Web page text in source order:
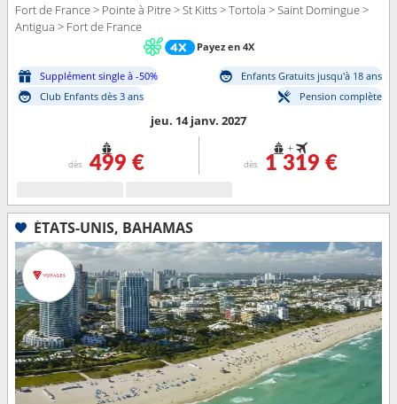
Fort de France > Pointe à Pitre > St Kitts > Tortola > Saint Domingue >
Antigua > Fort de France
Payez en 4X
Supplément single à -50%
Enfants Gratuits jusqu'à 18 ans
Club Enfants dès 3 ans
Pension complète
jeu. 14 janv. 2027
dès 499 €
+
dès 1 319 €
ÉTATS-UNIS, BAHAMAS